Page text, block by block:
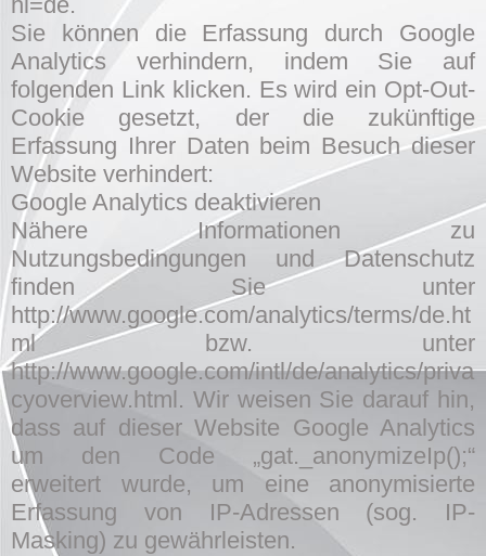
Sie können die Erfassung durch Google
Analytics verhindern, indem Sie auf
folgenden Link klicken. Es wird ein Opt-Out-
Cookie gesetzt, der die zukünftige
Erfassung Ihrer Daten beim Besuch dieser
Website verhindert:
Google Analytics deaktivieren
Nähere Informationen zu
Nutzungsbedingungen und Datenschutz
finden Sie unter
http://www.google.com/analytics/terms/de.ht
ml bzw. unter
http://www.google.com/intl/de/analytics/priva
cyoverview.html. Wir weisen Sie darauf hin,
dass auf dieser Website Google Analytics
um den Code „gat._anonymizeIp();“
erweitert wurde, um eine anonymisierte
Erfassung von IP-Adressen (sog. IP-
Masking) zu gewährleisten.